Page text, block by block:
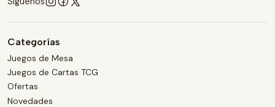
Categorías
Juegos de Mesa
Juegos de Cartas TCG
Ofertas
Novedades